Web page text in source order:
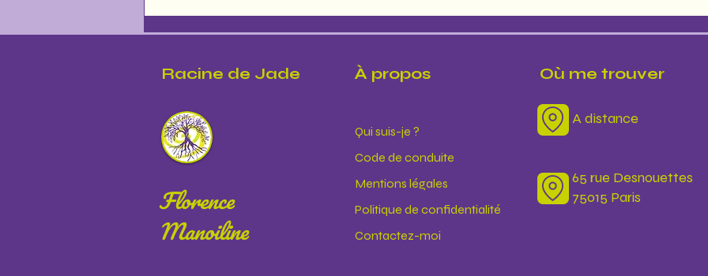
Éclipses de Septembre et
Octobre 2024 : Quels impacts sur
Racine de Jade À propos
Qui suis-je ?
Code de conduite
Mentions légales
Politique de confidentialité
Contactez-moi
Où me trouver
A distance
65 rue Desnouettes
75015 Paris
Florence
Manoiline